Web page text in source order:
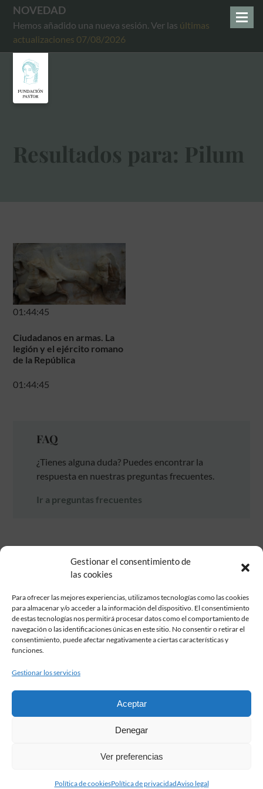
Gestionar el consentimiento de
las cookies
Para ofrecer las mejores experiencias, utilizamos tecnologías como las cookies
para almacenar y/o acceder a la información del dispositivo. El consentimiento
de estas tecnologías nos permitirá procesar datos como el comportamiento de
navegación o las identificaciones únicas en este sitio. No consentir o retirar el
consentimiento, puede afectar negativamente a ciertas características y
funciones.
Gestionar los servicios
Aceptar
Denegar
Ver preferencias
Política de cookiesPolítica de privacidadAviso legal
NOVEDAD
Hemos añadido una nueva sesión. Ver las últimas
actualizaciones 07/08/2026
Resultados para: Pilum
01:44:45
Ciudadanos en armas. La
legión y el ejército romano
de la República
01:44:45
FAQ
¿Tienes alguna duda? Puedes encontrar la
respuesta en nuestras preguntas frecuentes.
Ir a preguntas frecuentes
Fundación Pastor de Estudios Clásicos
Calle Serrano, 107. Madrid, 28006.
915617236
2026 Todos los derechos reservados © Fundación Pastor. Sitio web
Condiciones de contratación
Aviso legal